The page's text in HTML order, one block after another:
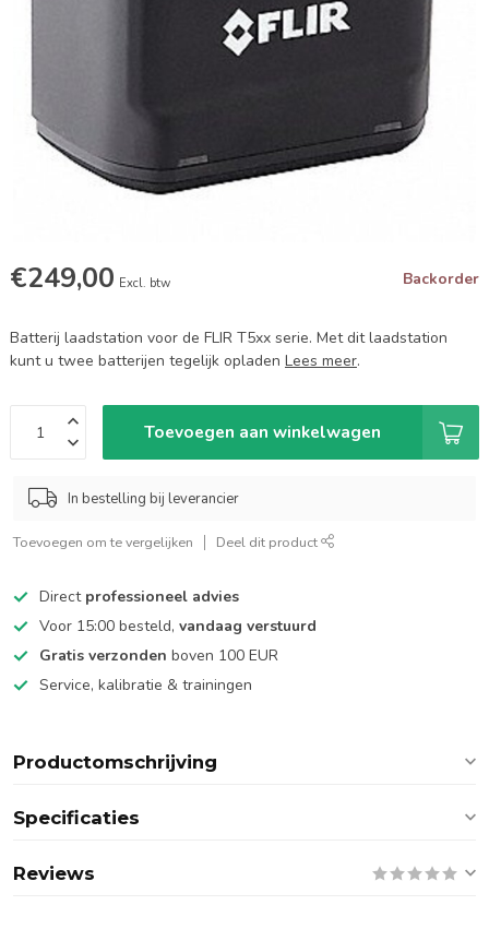
€249,00 Excl. btw Backorder
Batterij laadstation voor de FLIR T5xx serie. Met dit laadstation
kunt u twee batterijen tegelijk opladen Lees meer.
Toevoegen aan winkelwagen
In bestelling bij leverancier
Toevoegen om te vergelijken Deel dit product
Direct professioneel advies
Voor 15:00 besteld, vandaag verstuurd
Gratis verzonden boven 100 EUR
Service, kalibratie & trainingen
Productomschrijving
Specificaties
Reviews